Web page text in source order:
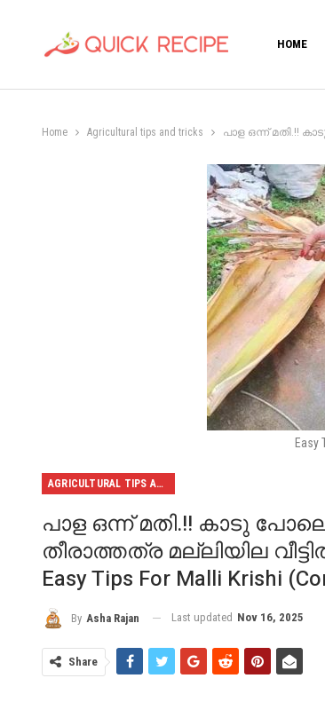
HOME
Home Agricultural tips and tricks പാള ഒന്ന് മതി.!!
Easy
AGRICULTURAL TIPS AND TRICKS
പാള ഒന്ന് മതി.!! കാടു
തീരാത്തത്ര മല്ലിയില
Easy Tips For Malli Krishi
By Asha Rajan Last updated Nov 16, 2025
Share